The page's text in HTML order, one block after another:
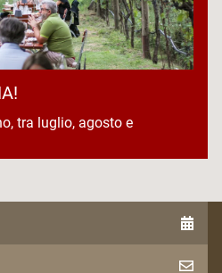
tra luglio, agosto e